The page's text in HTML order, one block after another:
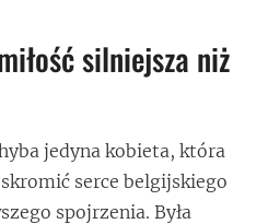
silniejsza niż
jedyna kobieta, która
serce belgijskiego
spojrzenia. Była